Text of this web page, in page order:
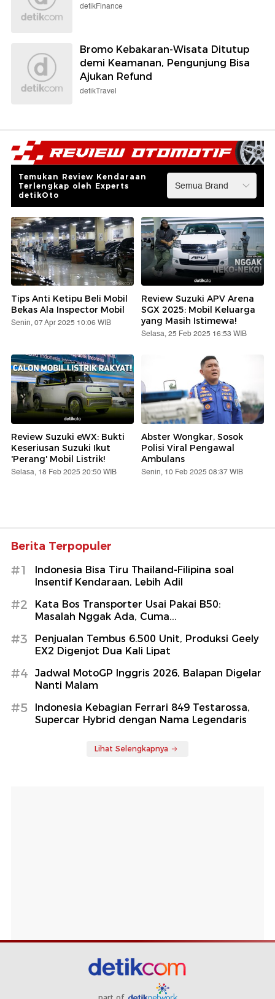
detikFinance
Bromo Kebakaran-Wisata Ditutup
demi Keamanan, Pengunjung Bisa
Ajukan Refund
detikTravel
Temukan Review Kendaraan
Terlengkap oleh Experts
detikOto
Tips Anti Ketipu Beli Mobil
Bekas Ala Inspector Mobil
Senin, 07 Apr 2025 10:06 WIB
Review Suzuki APV Arena
SGX 2025: Mobil Keluarga
yang Masih Istimewa!
Selasa, 25 Feb 2025 16:53 WIB
Review Suzuki eWX: Bukti
Keseriusan Suzuki Ikut
'Perang' Mobil Listrik!
Selasa, 18 Feb 2025 20:50 WIB
Abster Wongkar, Sosok
Polisi Viral Pengawal
Ambulans
Senin, 10 Feb 2025 08:37 WIB
Berita Terpopuler
#1
Indonesia Bisa Tiru Thailand-Filipina soal
Insentif Kendaraan, Lebih Adil
#2
Kata Bos Transporter Usai Pakai B50:
Masalah Nggak Ada, Cuma...
#3
Penjualan Tembus 6.500 Unit, Produksi Geely
EX2 Digenjot Dua Kali Lipat
#4
Jadwal MotoGP Inggris 2026, Balapan Digelar
Nanti Malam
#5
Indonesia Kebagian Ferrari 849 Testarossa,
Supercar Hybrid dengan Nama Legendaris
Lihat Selengkapnya
part of